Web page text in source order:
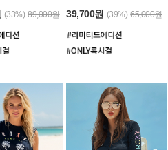
(33%) 89,000원 39,700원 (39%) 65,000원